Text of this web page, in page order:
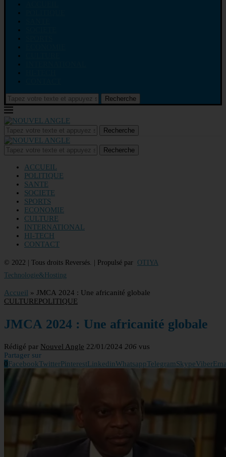
Recherche
Recherche
Recherche
ACCUEIL
POLITIQUE
SANTE
SOCIETE
SPORTS
ECONOMIE
CULTURE
INTERNATIONAL
HI-TECH
CONTACT
© 2022 | Tous droits Reversés. | Propulsé par OTIYA
Technologie&Hosting
Accueil » JMCA 2024 : Une africanité globale
CULTUREPOLITIQUE
JMCA 2024 : Une africanité globale
Rédigé par Nouvel Angle 22/01/2024 206 vus
Partager sur
0FacebookTwitterPinterestLinkedinWhatsappTelegramSkypeViber